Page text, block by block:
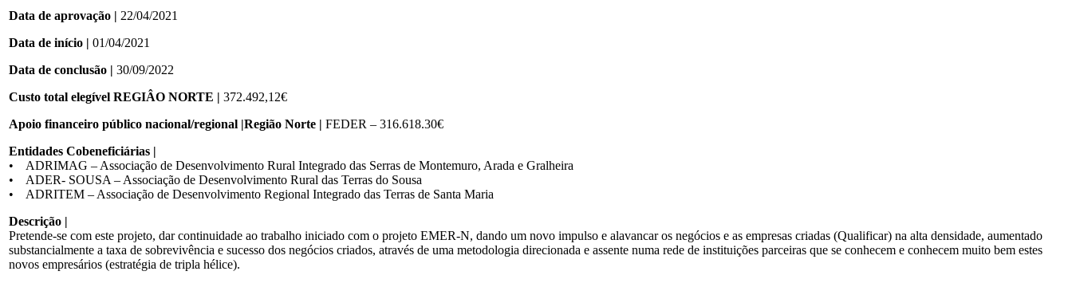
Data de aprovação | 22/04/2021
Data de início | 01/04/2021
Data de conclusão | 30/09/2022
Custo total elegível REGIÂO NORTE | 372.492,12€
Apoio financeiro público nacional/regional |Região Norte | FEDER – 316.618.30€
Entidades Cobeneficiárias |
• ADRIMAG – Associação de Desenvolvimento Rural Integrado das Serras de Montemuro, Arada e Gralheira
• ADER- SOUSA – Associação de Desenvolvimento Rural das Terras do Sousa
• ADRITEM – Associação de Desenvolvimento Regional Integrado das Terras de Santa Maria
Descrição |
Pretende-se com este projeto, dar continuidade ao trabalho iniciado com o projeto EMER-N, dando um novo impulso e alavancar os negócios e as empresas criadas (Qualificar) na alta densidade, aumentado
substancialmente a taxa de sobrevivência e sucesso dos negócios criados, através de uma metodologia direcionada e assente numa rede de instituições parceiras que se conhecem e conhecem muito bem estes
novos empresários (estratégia de tripla hélice).